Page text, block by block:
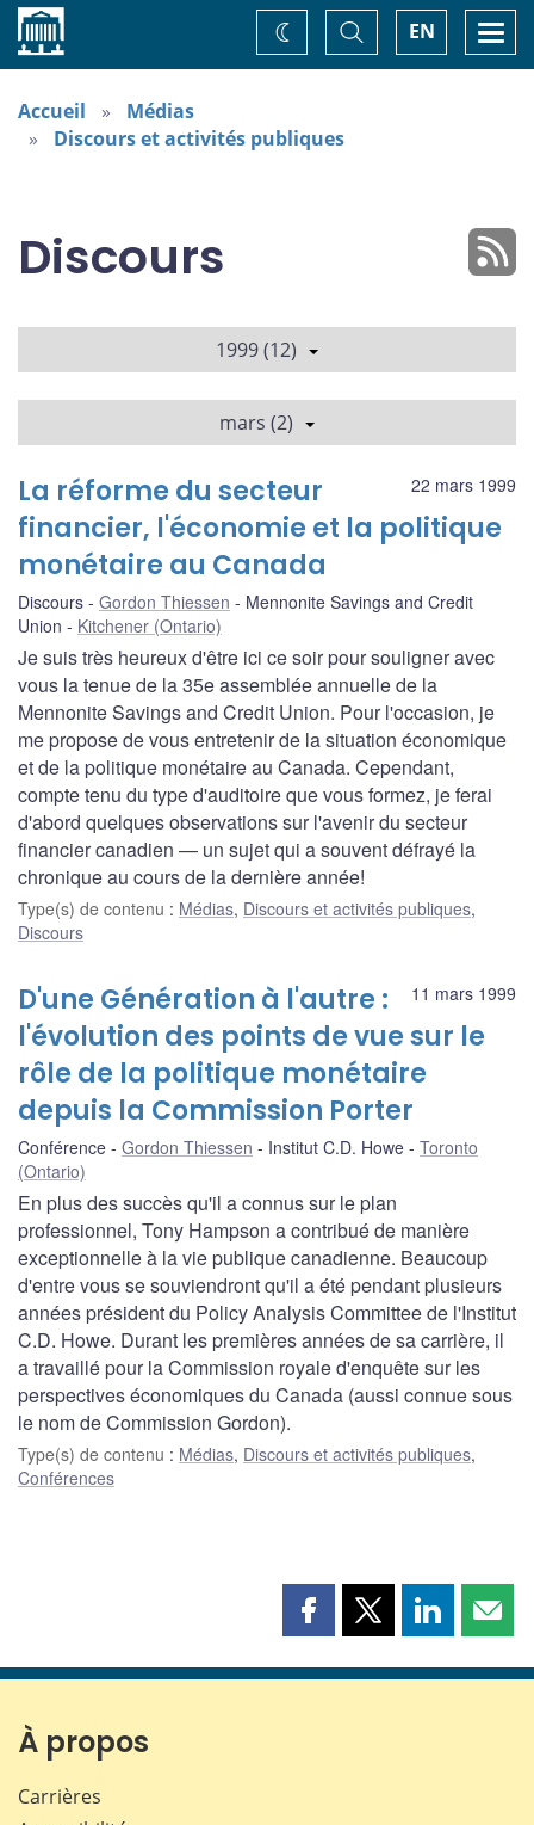
Accueil EN
Basculer
la
recherche
Changez
de
Accueil
Médias
Discours et activités publiques
Discours
1999 (12)
mars (2)
22 mars 1999
La réforme du secteur
financier, l'économie et la politique
monétaire au Canada
Discours Gordon Thiessen
Mennonite Savings and Credit
Union
Kitchener (Ontario)
Je suis très heureux d'être ici ce soir pour souligner avec
vous la tenue de la 35e assemblée annuelle de la
Mennonite Savings and Credit Union. Pour l'occasion, je
me propose de vous entretenir de la situation économique
et de la politique monétaire au Canada. Cependant,
compte tenu du type d'auditoire que vous formez, je ferai
d'abord quelques observations sur l'avenir du secteur
financier canadien — un sujet qui a souvent défrayé la
chronique au cours de la dernière année!
Type(s) de contenu : Médias, Discours et activités publiques,
Discours
11 mars 1999
D'une Génération à l'autre :
l'évolution des points de vue sur le
rôle de la politique monétaire
depuis la Commission Porter
Conférence Gordon Thiessen Institut C.D. Howe
Toronto
(Ontario)
En plus des succès qu'il a connus sur le plan
professionnel, Tony Hampson a contribué de manière
exceptionnelle à la vie publique canadienne. Beaucoup
d'entre vous se souviendront qu'il a été pendant plusieurs
années président du Policy Analysis Committee de l'Institut
C.D. Howe. Durant les premières années de sa carrière, il
a travaillé pour la Commission royale d'enquête sur les
perspectives économiques du Canada (aussi connue sous
le nom de Commission Gordon).
Type(s) de contenu : Médias, Discours et activités publiques,
Conférences
Partager
page
Partager
page
Partager
page page
À propos
Carrières